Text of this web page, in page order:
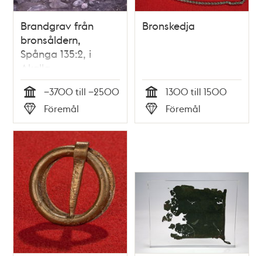
Brandgrav från
bronsåldern,
Spånga 135:2, i
Akalla.
Tid
−3700 till −2500
Typ
Föremål
Bronskedja
Tid
1300 till 1500
Typ
Föremål